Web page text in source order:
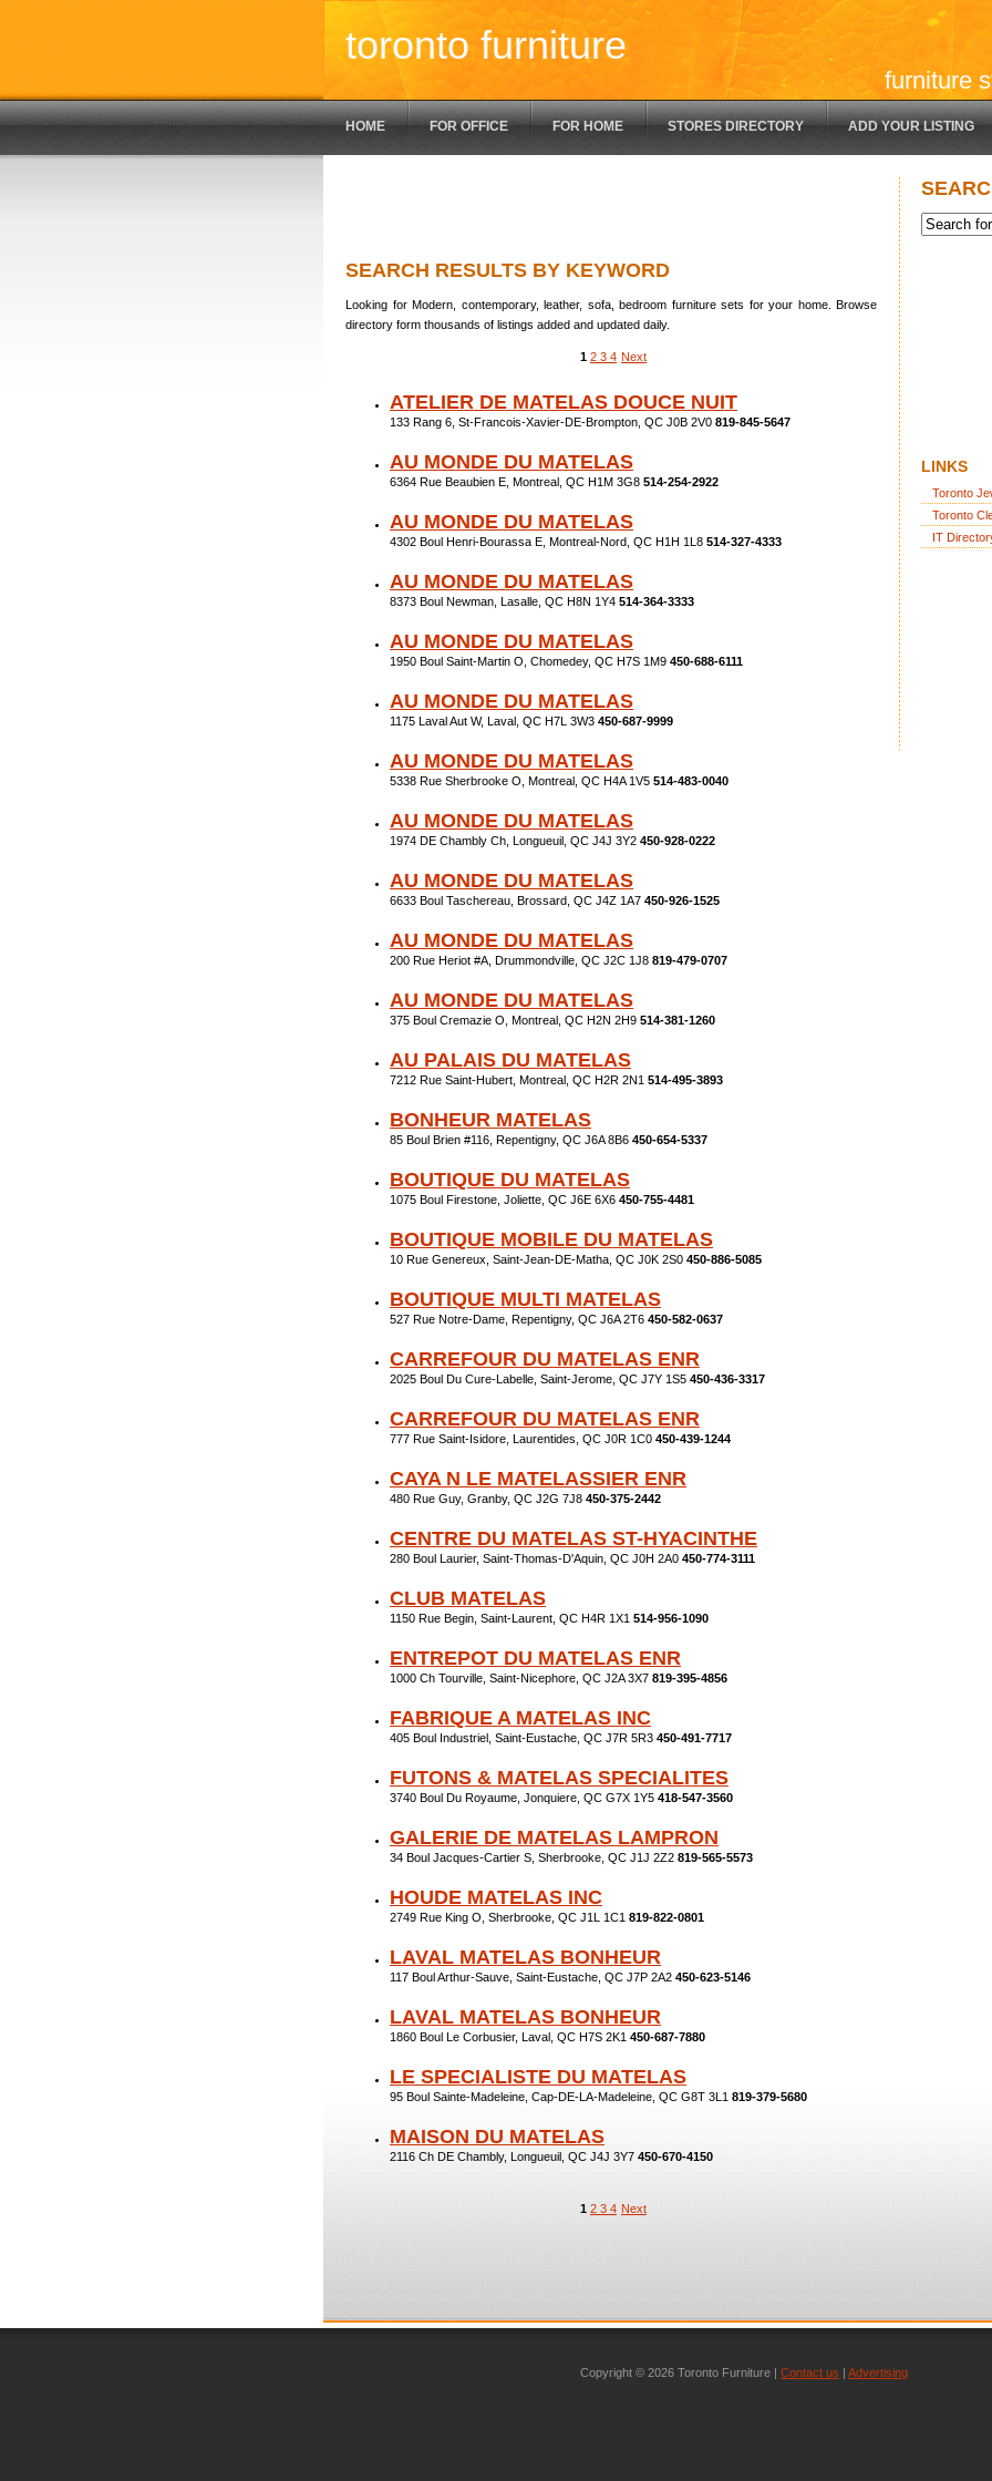
toronto furniture
furniture
HOME FOR OFFICE FOR HOME STORES DIRECTORY ADD YOUR LISTING
SEARCH RESULTS BY KEYWORD
Looking for Modern, contemporary, leather, sofa, bedroom furniture sets for your home. Browse
directory form thousands of listings added and updated daily.
1 2 3 4 Next
ATELIER DE MATELAS DOUCE NUIT
133 Rang 6, St-Francois-Xavier-DE-Brompton, QC J0B 2V0 819-845-5647
AU MONDE DU MATELAS
6364 Rue Beaubien E, Montreal, QC H1M 3G8 514-254-2922
AU MONDE DU MATELAS
4302 Boul Henri-Bourassa E, Montreal-Nord, QC H1H 1L8 514-327-4333
AU MONDE DU MATELAS
8373 Boul Newman, Lasalle, QC H8N 1Y4 514-364-3333
AU MONDE DU MATELAS
1950 Boul Saint-Martin O, Chomedey, QC H7S 1M9 450-688-6111
AU MONDE DU MATELAS
1175 Laval Aut W, Laval, QC H7L 3W3 450-687-9999
AU MONDE DU MATELAS
5338 Rue Sherbrooke O, Montreal, QC H4A 1V5 514-483-0040
AU MONDE DU MATELAS
1974 DE Chambly Ch, Longueuil, QC J4J 3Y2 450-928-0222
AU MONDE DU MATELAS
6633 Boul Taschereau, Brossard, QC J4Z 1A7 450-926-1525
AU MONDE DU MATELAS
200 Rue Heriot #A, Drummondville, QC J2C 1J8 819-479-0707
AU MONDE DU MATELAS
375 Boul Cremazie O, Montreal, QC H2N 2H9 514-381-1260
AU PALAIS DU MATELAS
7212 Rue Saint-Hubert, Montreal, QC H2R 2N1 514-495-3893
BONHEUR MATELAS
85 Boul Brien #116, Repentigny, QC J6A 8B6 450-654-5337
BOUTIQUE DU MATELAS
1075 Boul Firestone, Joliette, QC J6E 6X6 450-755-4481
BOUTIQUE MOBILE DU MATELAS
10 Rue Genereux, Saint-Jean-DE-Matha, QC J0K 2S0 450-886-5085
BOUTIQUE MULTI MATELAS
527 Rue Notre-Dame, Repentigny, QC J6A 2T6 450-582-0637
CARREFOUR DU MATELAS ENR
2025 Boul Du Cure-Labelle, Saint-Jerome, QC J7Y 1S5 450-436-3317
CARREFOUR DU MATELAS ENR
777 Rue Saint-Isidore, Laurentides, QC J0R 1C0 450-439-1244
CAYA N LE MATELASSIER ENR
480 Rue Guy, Granby, QC J2G 7J8 450-375-2442
CENTRE DU MATELAS ST-HYACINTHE
280 Boul Laurier, Saint-Thomas-D'Aquin, QC J0H 2A0 450-774-3111
CLUB MATELAS
1150 Rue Begin, Saint-Laurent, QC H4R 1X1 514-956-1090
ENTREPOT DU MATELAS ENR
1000 Ch Tourville, Saint-Nicephore, QC J2A 3X7 819-395-4856
FABRIQUE A MATELAS INC
405 Boul Industriel, Saint-Eustache, QC J7R 5R3 450-491-7717
FUTONS & MATELAS SPECIALITES
3740 Boul Du Royaume, Jonquiere, QC G7X 1Y5 418-547-3560
GALERIE DE MATELAS LAMPRON
34 Boul Jacques-Cartier S, Sherbrooke, QC J1J 2Z2 819-565-5573
HOUDE MATELAS INC
2749 Rue King O, Sherbrooke, QC J1L 1C1 819-822-0801
LAVAL MATELAS BONHEUR
117 Boul Arthur-Sauve, Saint-Eustache, QC J7P 2A2 450-623-5146
LAVAL MATELAS BONHEUR
1860 Boul Le Corbusier, Laval, QC H7S 2K1 450-687-7880
LE SPECIALISTE DU MATELAS
95 Boul Sainte-Madeleine, Cap-DE-LA-Madeleine, QC G8T 3L1 819-379-5680
MAISON DU MATELAS
2116 Ch DE Chambly, Longueuil, QC J4J 3Y7 450-670-4150
1 2 3 4 Next
LINKS
Toronto
Toronto
IT
Copyright © 2026 Toronto Furniture | Contact us | Advertising